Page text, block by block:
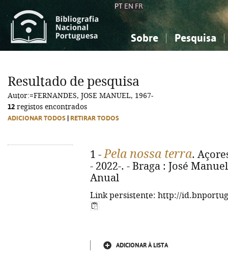
PT EN FR
Sobre Pesquisa
Ciências sociais...
Arte, desporto...
Ciências sociais...
Arte, desporto...
Resultado de pesquisa
Autor:=FERNANDES, JOSE MANUEL, 1967-
12 registos encontrados
ADICIONAR TODOS RETIRAR TODOS
1 -Pela nossa terra.
- 2022-. - Braga : José
Anual
Link persistente: http://
ADICIONAR À LISTA